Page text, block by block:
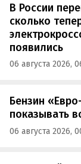
В России
сколько
появились
06 августа 2026,
Бензин
показывать
06 августа 2026,